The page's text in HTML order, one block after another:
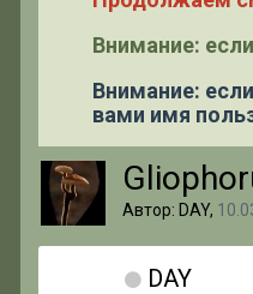
Внимание:
Внимание:
вами имя
Автор: DAY,
DAY